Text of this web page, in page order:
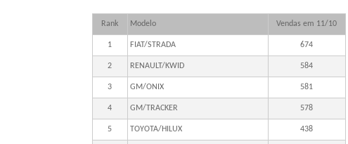
Rank Modelo Vendas em 11/10
1 FIAT/STRADA 674
2 RENAULT/KWID 584
3 GM/ONIX 581
4 GM/TRACKER 578
5 TOYOTA/HILUX 438